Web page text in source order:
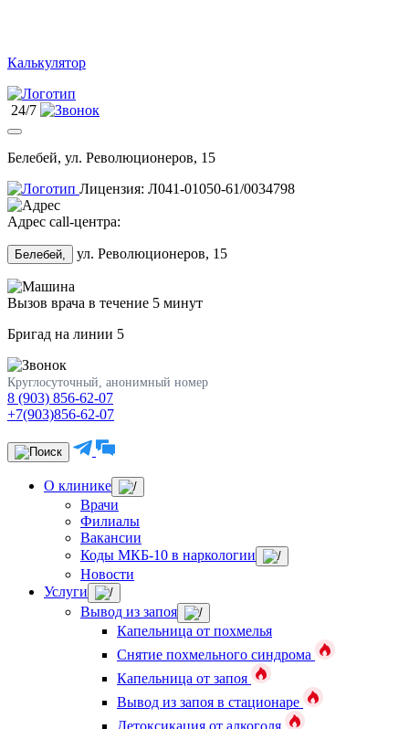
Калькулятор
24/7
Белебей, ул. Революционеров, 15
Лицензия: Л041-01050-61/0034798
Адрес call-центра:
Белебей, ул. Революционеров, 15
Вызов врача в течение 5 минут
Бригад на линии 5
Круглосуточный, анонимный номер
8 (903) 856-62-07
+7(903)856-62-07
О клинике
Врачи
Филиалы
Вакансии
Коды МКБ-10 в наркологии
Новости
Услуги
Вывод из запоя
Капельница от похмелья
Снятие похмельного синдрома
Капельница от запоя
Вывод из запоя в стационаре
Детоксикация от алкоголя